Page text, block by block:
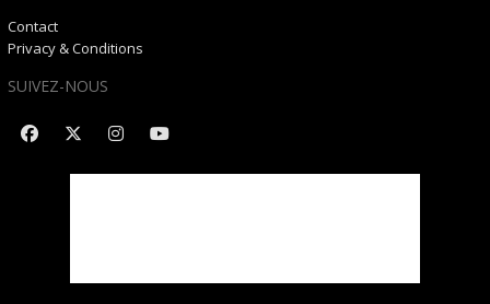
Contact
Privacy & Conditions
SUIVEZ-NOUS